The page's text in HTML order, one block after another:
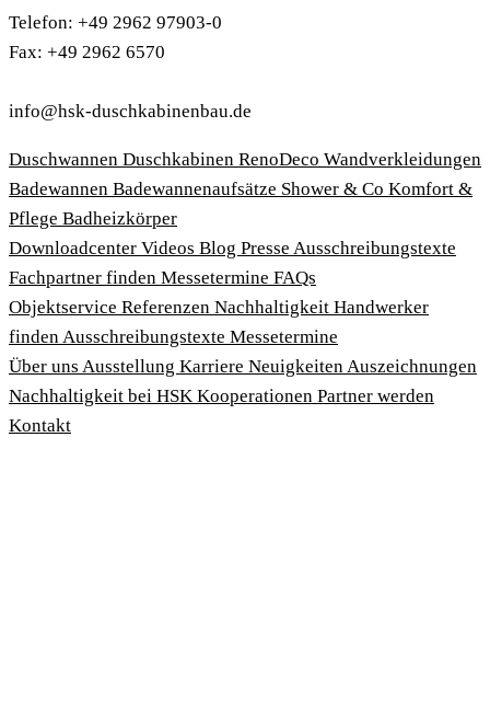
Telefon: +49 2962 97903-0
Fax: +49 2962 6570
info@hsk-duschkabinenbau.de
Duschwannen Duschkabinen RenoDeco Wandverkleidungen
Badewannen Badewannenaufsätze Shower & Co Komfort &
Pflege Badheizkörper
Download­center Videos Blog Presse Ausschreibungstexte
Fachpartner finden Messetermine FAQs
Objektservice Referenzen Nachhaltigkeit Handwerker
finden Ausschreibungstexte Messetermine
Über uns Ausstellung Karriere Neuigkeiten Auszeichnungen
Nachhaltigkeit bei HSK Kooperationen Partner werden
Kontakt